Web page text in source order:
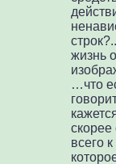
жизнь
…что
всего